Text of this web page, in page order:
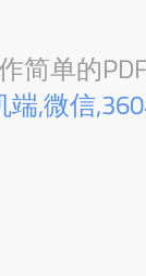
简单的
端,微信